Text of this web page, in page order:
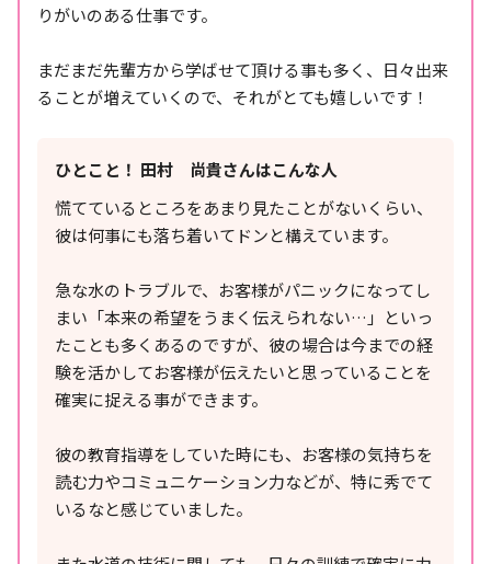
りがいのある仕事です。
まだまだ先輩方から学ばせて頂ける事も多く、日々出来
ることが増えていくので、それがとても嬉しいです！
ひとこと！ 田村 尚貴さんはこんな人
慌てているところをあまり見たことがないくらい、
彼は何事にも落ち着いてドンと構えています。
急な水のトラブルで、お客様がパニックになってし
まい「本来の希望をうまく伝えられない…」といっ
たことも多くあるのですが、彼の場合は今までの経
験を活かしてお客様が伝えたいと思っていることを
確実に捉える事ができます。
彼の教育指導をしていた時にも、お客様の気持ちを
読む力やコミュニケーション力などが、特に秀でて
いるなと感じていました。